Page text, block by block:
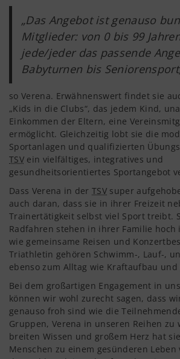
„Das Angebot ist genauso
Mitglieder: von 0 bis 99
jede/jeder das passende
Babyturnen bis
so Verena. Erwähnenswert findet sie
„Kids in die Clubs“, das jedem Kind,
Einkommen der Eltern, eine
ermöglicht. Gleichzeitig lobt sie die
Sportanlagen und qualifizierten
TSVein vielfältiges, integratives und
gesundheitsorientiertes Sportangebot
Dass Verena in derTSV super
auch daran, dass sie in ihrer Freizeit
Trainertätigkeit selbst viel Sport treibt.
Radfahren stehen in ihrer Familie hoch
wie gemeinsame Reisen und
Triathletin gehören Schwimm-, Lauf-,
ebenso zum Alltag wie Kraftaufbau und
Bei dem großartigen Engagement in
können wir wohl zurecht sagen, dass
genauso froh sind wie die
Gruppen, Verena in unseren Reihen zu
breiten Wissen und großem Herz hat
Menschen zu einem gesünderen